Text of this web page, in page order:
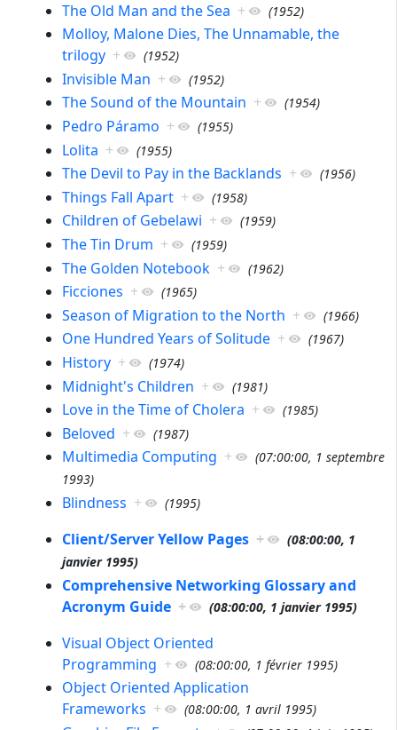
The Old Man and the Sea + (1952)
Molloy, Malone Dies, The Unnamable, the
trilogy + (1952)
Invisible Man + (1952)
The Sound of the Mountain + (1954)
Pedro Páramo + (1955)
Lolita + (1955)
The Devil to Pay in the Backlands + (1956)
Things Fall Apart + (1958)
Children of Gebelawi + (1959)
The Tin Drum + (1959)
The Golden Notebook + (1962)
Ficciones + (1965)
Season of Migration to the North + (1966)
One Hundred Years of Solitude + (1967)
History + (1974)
Midnight's Children + (1981)
Love in the Time of Cholera + (1985)
Beloved + (1987)
Multimedia Computing + (07:00:00, 1 septembre
1993)
Blindness + (1995)
Client/Server Yellow Pages + (08:00:00, 1
janvier 1995)
Comprehensive Networking Glossary and
Acronym Guide + (08:00:00, 1 janvier 1995)
Visual Object Oriented
Programming + (08:00:00, 1 février 1995)
Object Oriented Application
Frameworks + (08:00:00, 1 avril 1995)